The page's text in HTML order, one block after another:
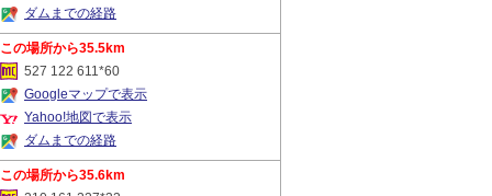
ダムまでの経路
35.5km
527 122 611*60
Googleマップで表示
Yahoo!地図で表示
ダムまでの経路
35.6km